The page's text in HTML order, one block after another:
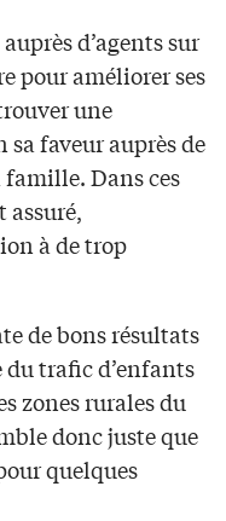
d’agents sur
pour améliorer ses
une
faveur auprès de
famille. Dans ces
assuré,
à de trop
de bons résultats
trafic d’enfants
zones rurales du
donc juste que
quelques